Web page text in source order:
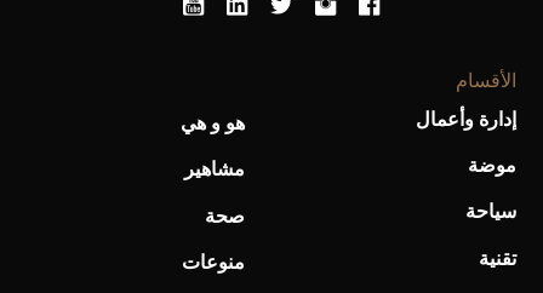
أفضل تدريج للشعر الطويل لإطلالة جريئة وعصرية
الأقسام
إدارة وأعمال
موضة
سياحة
تقنية
هو و هي
مشاهير
صحة
منوعات